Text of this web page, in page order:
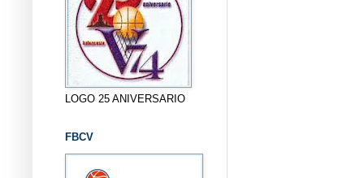
LOGO 25 ANIVERSARIO
FBCV